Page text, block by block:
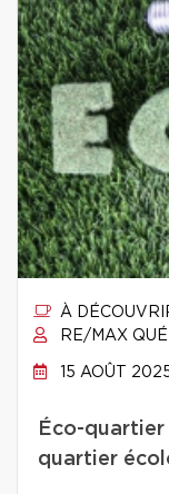
À
RE/MAX
15 AOÛT
Éco-quartier
quartier